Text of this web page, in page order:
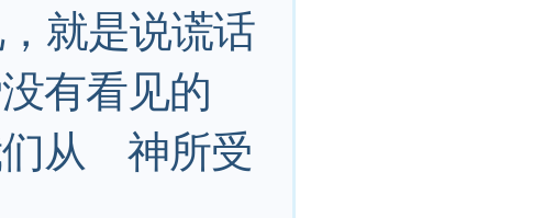
就是说谎话
有看见的
从 神所受